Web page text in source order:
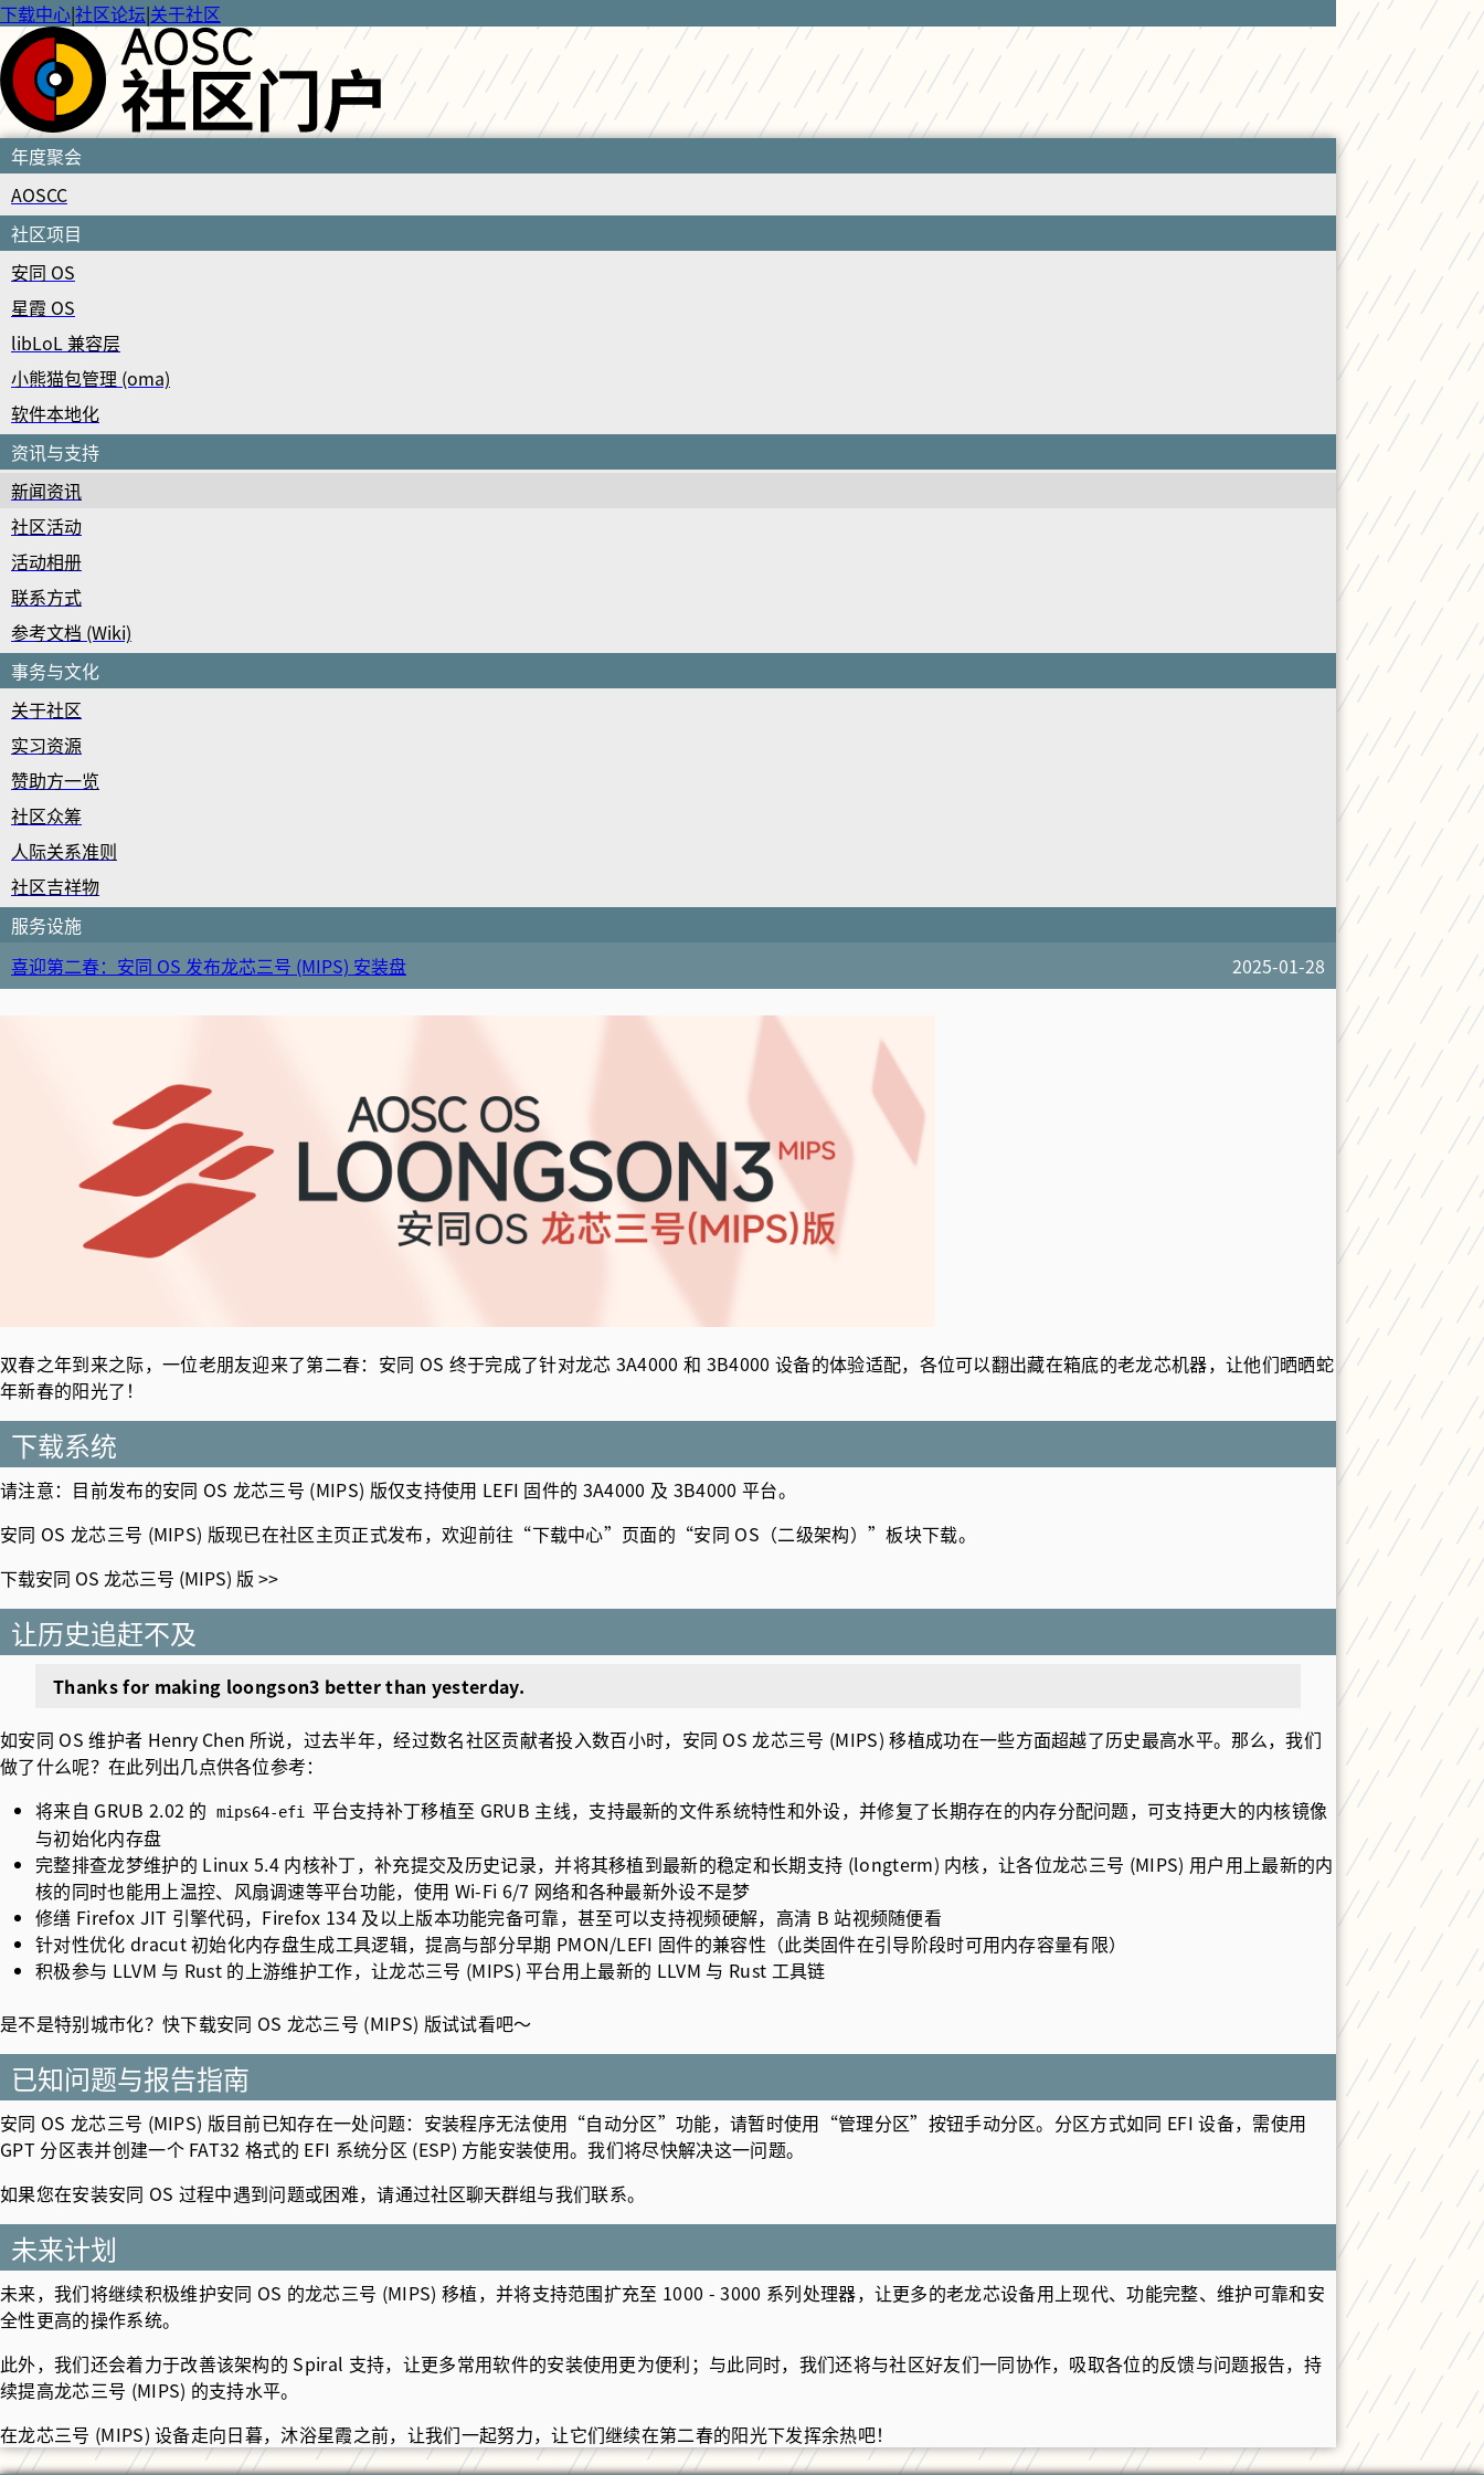
下载中心|社区论坛|关于社区
年度聚会
AOSCC
社区项目
安同 OS
星霞 OS
libLoL 兼容层
小熊猫包管理 (oma)
软件本地化
资讯与支持
新闻资讯
社区活动
活动相册
联系方式
参考文档 (Wiki)
事务与文化
关于社区
实习资源
赞助方一览
社区众筹
人际关系准则
社区吉祥物
服务设施
喜迎第二春：安同 OS 发布龙芯三号 (MIPS) 安装盘
2025-01-28
双春之年到来之际，一位老朋友迎来了第二春：安同 OS 终于完成了针对龙芯 3A4000 和 3B4000 设备的体验适配，各位可以翻出藏在箱底的老龙芯机器，让他们晒晒蛇
年新春的阳光了！
下载系统
请注意：目前发布的安同 OS 龙芯三号 (MIPS) 版仅支持使用 LEFI 固件的 3A4000 及 3B4000 平台。
安同 OS 龙芯三号 (MIPS) 版现已在社区主页正式发布，欢迎前往“下载中心”页面的“安同 OS（二级架构）”板块下载。
下载安同 OS 龙芯三号 (MIPS) 版 >>
让历史追赶不及
Thanks for making loongson3 better than yesterday.
如安同 OS 维护者 Henry Chen 所说，过去半年，经过数名社区贡献者投入数百小时，安同 OS 龙芯三号 (MIPS) 移植成功在一些方面超越了历史最高水平。那么，我们
做了什么呢？在此列出几点供各位参考：
将来自 GRUB 2.02 的
mips64-efi 平台支持补丁移植至 GRUB 主线，支持最新的文件系统特性和外设，并修复了长期存在的内存分配问题，可支持更大的内核镜像
与初始化内存盘
完整排查龙梦维护的 Linux 5.4 内核补丁，补充提交及历史记录，并将其移植到最新的稳定和长期支持 (longterm) 内核，让各位龙芯三号 (MIPS) 用户用上最新的内
核的同时也能用上温控、风扇调速等平台功能，使用 Wi-Fi 6/7 网络和各种最新外设不是梦
修缮 Firefox JIT 引擎代码，Firefox 134 及以上版本功能完备可靠，甚至可以支持视频硬解，高清 B 站视频随便看
针对性优化 dracut 初始化内存盘生成工具逻辑，提高与部分早期 PMON/LEFI 固件的兼容性（此类固件在引导阶段时可用内存容量有限）
积极参与 LLVM 与 Rust 的上游维护工作，让龙芯三号 (MIPS) 平台用上最新的 LLVM 与 Rust 工具链
是不是特别城市化？快下载安同 OS 龙芯三号 (MIPS) 版试试看吧～
已知问题与报告指南
安同 OS 龙芯三号 (MIPS) 版目前已知存在一处问题：安装程序无法使用“自动分区”功能，请暂时使用“管理分区”按钮手动分区。分区方式如同 EFI 设备，需使用
GPT 分区表并创建一个 FAT32 格式的 EFI 系统分区 (ESP) 方能安装使用。我们将尽快解决这一问题。
如果您在安装安同 OS 过程中遇到问题或困难，请通过社区聊天群组与我们联系。
未来计划
未来，我们将继续积极维护安同 OS 的龙芯三号 (MIPS) 移植，并将支持范围扩充至 1000 - 3000 系列处理器，让更多的老龙芯设备用上现代、功能完整、维护可靠和安
全性更高的操作系统。
此外，我们还会着力于改善该架构的 Spiral 支持，让更多常用软件的安装使用更为便利；与此同时，我们还将与社区好友们一同协作，吸取各位的反馈与问题报告，持
续提高龙芯三号 (MIPS) 的支持水平。
在龙芯三号 (MIPS) 设备走向日暮，沐浴星霞之前，让我们一起努力，让它们继续在第二春的阳光下发挥余热吧！